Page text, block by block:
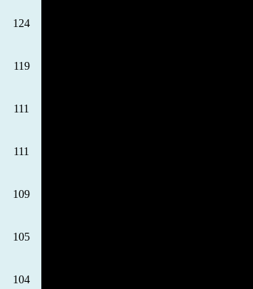
124
119
111
111
109
105
104